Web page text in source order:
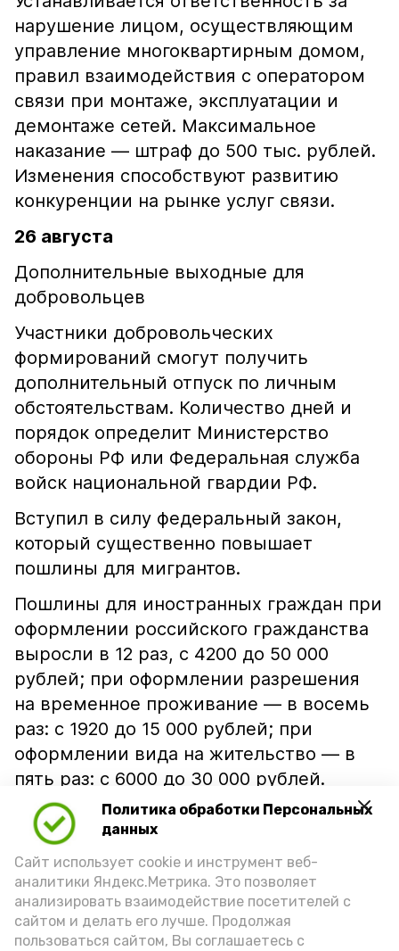
Политика обработки Персональных
данных
Сайт использует cookie и инструмент веб-
аналитики Яндекс.Метрика. Это позволяет
анализировать взаимодействие посетителей с
сайтом и делать его лучше. Продолжая
пользоваться сайтом, Вы соглашаетесь с
нарушение лицом, осуществляющим
управление многоквартирным домом,
правил взаимодействия с оператором
связи при монтаже, эксплуатации и
демонтаже сетей. Максимальное
наказание — штраф до 500 тыс. рублей.
Изменения способствуют развитию
конкуренции на рынке услуг связи.
26 августа
Дополнительные выходные для
добровольцев
Участники добровольческих
формирований смогут получить
дополнительный отпуск по личным
обстоятельствам. Количество дней и
порядок определит Министерство
обороны РФ или Федеральная служба
войск национальной гвардии РФ.
Вступил в силу федеральный закон,
который существенно повышает
пошлины для мигрантов.
Пошлины для иностранных граждан при
оформлении российского гражданства
выросли в 12 раз, с 4200 до 50 000
рублей; при оформлении разрешения
на временное проживание — в восемь
раз: с 1920 до 15 000 рублей; при
оформлении вида на жительство — в
пять раз: с 6000 до 30 000 рублей.
Также увеличивается пошлина за
выдачу разрешений на привлечение на
работу мигрантов — до 15 000 рублей за
каждого специалиста.
По материалам Государственной Думы
РФ